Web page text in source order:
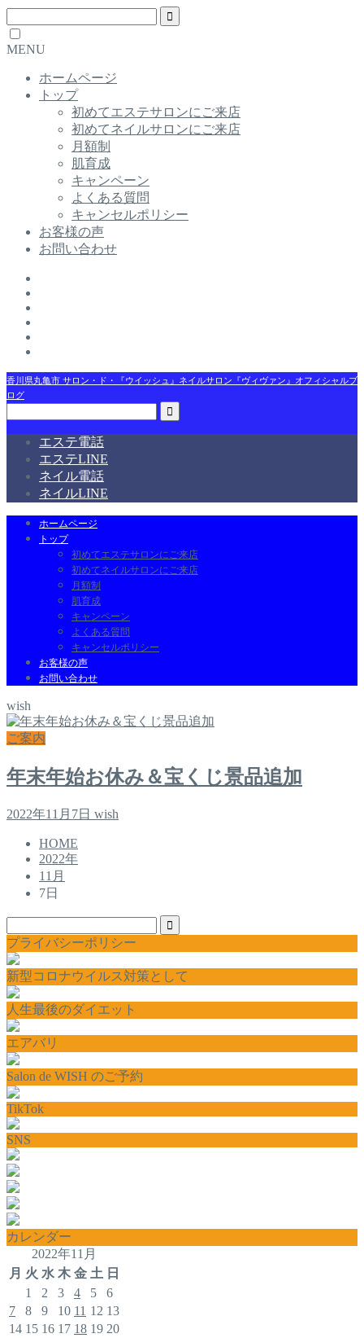
MENU
ホームページ
トップ
初めてエステサロンにご来店
初めてネイルサロンにご来店
月額制
肌育成
キャンペーン
よくある質問
キャンセルポリシー
お客様の声
お問い合わせ
香川県丸亀市 サロン・ド・『ウイッシュ』ネイルサロン『ヴィヴァン』オフィシャルブ
ログ
エステ電話
エステLINE
ネイル電話
ネイルLINE
ホームページ
トップ
初めてエステサロンにご来店
初めてネイルサロンにご来店
月額制
肌育成
キャンペーン
よくある質問
キャンセルポリシー
お客様の声
お問い合わせ
wish
ご案内
年末年始お休み＆宝くじ景品追加
2022年11月7日 wish
HOME
2022年
11月
7日
プライバシーポリシー
新型コロナウイルス対策として
人生最後のダイエット
エアバリ
Salon de WISH のご予約
TikTok
SNS
カレンダー
2022年11月
月 火 水 木 金 土 日
1
2 3 4 5
6
7
8 9 10 11 12 13
14 15 16 17 18 19 20